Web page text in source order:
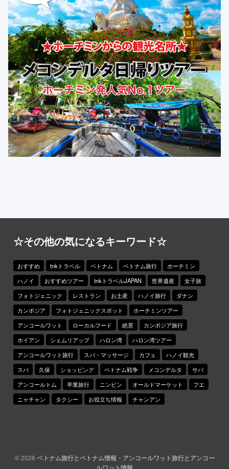
☆その他の気になるキーワード☆
おすすめ tnkトラベル ベトナム ベトナム旅行
ホーチミン
ハノイ
おすすめツアー tnkトラベルJAPAN 世界遺産
女子旅
フォトジェニック
レストラン お土産 ハノイ旅行
ダナン
カンボジア
フォトジェニックスポット
ホーチミンツアー
アンコールワット
ローカルフード 絶景
カンボジア旅行
ホイアン
シェムリアップ ハロン湾
ハロン湾ツアー
アンコールワット旅行
スパ・マッサージ カフェ
ハノイ観光
スパ
久保 ショッピング ベトナム戦争 メコンデルタ
サパ
アンコールトム
卒業旅行 ニンビン オールドマーケット
フエ
ニャチャン
タクシー お役立ち情報 チャンアン
© 2026 ベトナム旅行とベトナム情報・アンコールワット旅行とアンコー